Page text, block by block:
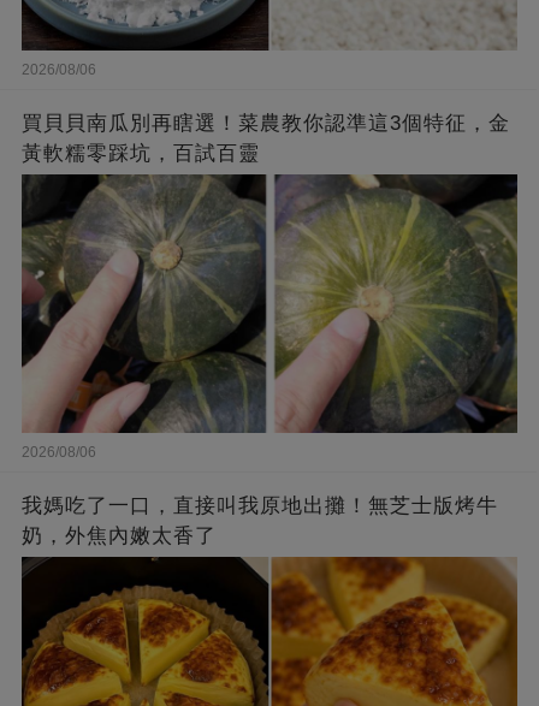
2026/08/06
買貝貝南瓜別再瞎選！菜農教你認準這3個特征，金
黃軟糯零踩坑，百試百靈
2026/08/06
我媽吃了一口，直接叫我原地出攤！無芝士版烤牛
奶，外焦內嫩太香了